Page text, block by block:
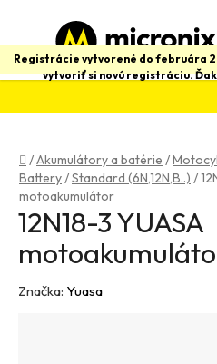
obsah
Registrácie vytvorené do februára
vytvoriť si novú registráciu.
Domov
/Akumulátory a batérie /
Battery/Standard (6N,12N,B..) /
motoakumulátor
12N18-3 YUASA
Značka: Yuasa